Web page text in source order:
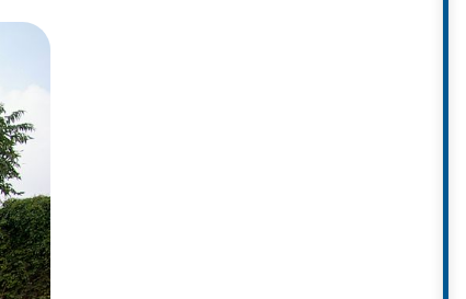
lam thắng cảnh Panmen
1963, cấp tỉnh vào năm
uy nghi và Cầu Wumen cổ
Panman, chẳng hạn như
xây dựng lại như Điện
cầu và hang động được
lam thắng cảnh như Đình
là một điểm tham quan